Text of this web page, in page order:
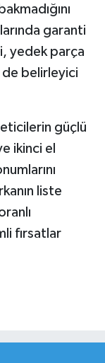
garanti
yedek parça
de belirleyici
güçlü
ikinci el
liste
fırsatlar